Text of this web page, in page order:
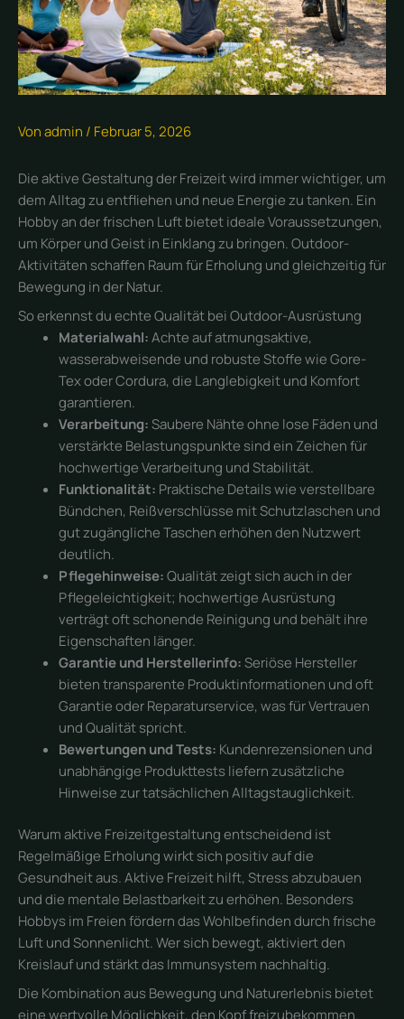
Vonadmin / Februar 5, 2026
Die aktive Gestaltung der Freizeit wird immer wichtiger, um
dem Alltag zu entfliehen und neue Energie zu tanken. Ein
Hobby an der frischen Luft bietet ideale Voraussetzungen,
um Körper und Geist in Einklang zu bringen. Outdoor-
Aktivitäten schaffen Raum für Erholung und gleichzeitig für
Bewegung in der Natur.
So erkennst du echte Qualität bei Outdoor-Ausrüstung
Materialwahl:Achte auf atmungsaktive,
wasserabweisende und robuste Stoffe wie Gore-
Tex oder Cordura, die Langlebigkeit und Komfort
garantieren.
Verarbeitung:Saubere Nähte ohne lose Fäden und
verstärkte Belastungspunkte sind ein Zeichen für
hochwertige Verarbeitung und Stabilität.
Funktionalität: Praktische Details wie verstellbare
Bündchen, Reißverschlüsse mit Schutzlaschen und
gut zugängliche Taschen erhöhen den Nutzwert
deutlich.
Pflegehinweise:Qualität zeigt sich auch in der
Pflegeleichtigkeit; hochwertige Ausrüstung
verträgt oft schonende Reinigung und behält ihre
Eigenschaften länger.
Garantie und Herstellerinfo:Seriöse Hersteller
bieten transparente Produktinformationen und oft
Garantie oder Reparaturservice, was für Vertrauen
und Qualität spricht.
Bewertungen und Tests: Kundenrezensionen und
unabhängige Produkttests liefern zusätzliche
Hinweise zur tatsächlichen Alltagstauglichkeit.
Warum aktive Freizeitgestaltung entscheidend ist
Regelmäßige Erholung wirkt sich positiv auf die
Gesundheit aus. Aktive Freizeit hilft, Stress abzubauen
und die mentale Belastbarkeit zu erhöhen. Besonders
Hobbys im Freien fördern das Wohlbefinden durch frische
Luft und Sonnenlicht. Wer sich bewegt, aktiviert den
Kreislauf und stärkt das Immunsystem nachhaltig.
Die Kombination aus Bewegung und Naturerlebnis bietet
eine wertvolle Möglichkeit, den Kopf freizubekommen.